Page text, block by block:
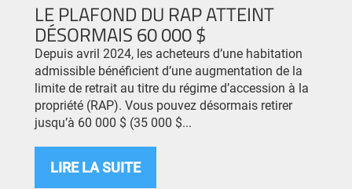
LE PLAFOND DU RAP ATTEINT
DÉSORMAIS 60 000 $
Depuis avril 2024, les acheteurs d’une habitation
admissible bénéficient d’une augmentation de la
limite de retrait au titre du régime d’accession à la
propriété (RAP). Vous pouvez désormais retirer
jusqu’à 60 000 $ (35 000 $...
LIRE LA SUITE